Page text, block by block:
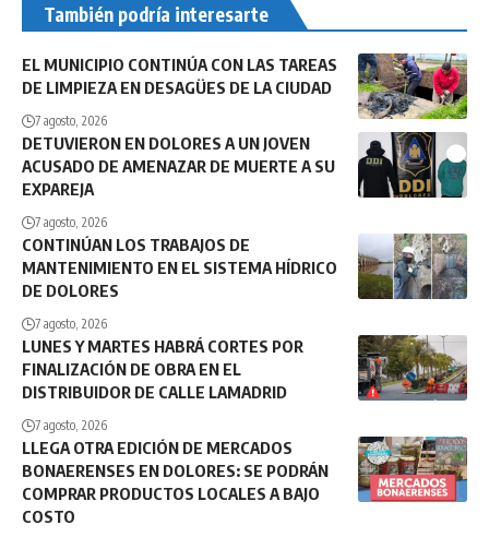
También podría interesarte
EL MUNICIPIO CONTINÚA CON LAS TAREAS
DE LIMPIEZA EN DESAGÜES DE LA CIUDAD
7 agosto, 2026
DETUVIERON EN DOLORES A UN JOVEN
ACUSADO DE AMENAZAR DE MUERTE A SU
EXPAREJA
7 agosto, 2026
CONTINÚAN LOS TRABAJOS DE
MANTENIMIENTO EN EL SISTEMA HÍDRICO
DE DOLORES
7 agosto, 2026
LUNES Y MARTES HABRÁ CORTES POR
FINALIZACIÓN DE OBRA EN EL
DISTRIBUIDOR DE CALLE LAMADRID
7 agosto, 2026
LLEGA OTRA EDICIÓN DE MERCADOS
BONAERENSES EN DOLORES: SE PODRÁN
COMPRAR PRODUCTOS LOCALES A BAJO
COSTO